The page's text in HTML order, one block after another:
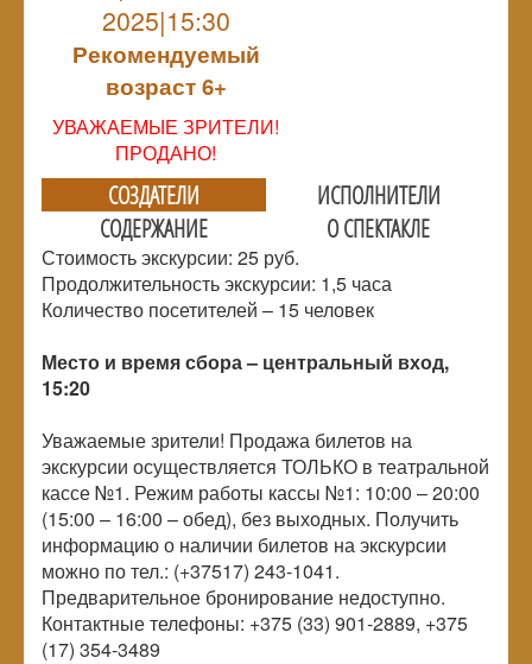
2025|15:30
Рекомендуемый
возраст 6+
УВАЖАЕМЫЕ ЗРИТЕЛИ!
ПРОДАНО!
СОЗДАТЕЛИ
ИСПОЛНИТЕЛИ
СОДЕРЖАНИЕ
О СПЕКТАКЛЕ
Стоимость экскурсии: 25 руб.
Продолжительность экскурсии: 1,5 часа
Количество посетителей – 15 человек
Место и время сбора – центральный вход,
15:20
Уважаемые зрители! Продажа билетов на
экскурсии осуществляется ТОЛЬКО в театральной
кассе №1. Режим работы кассы №1: 10:00 – 20:00
(15:00 – 16:00 – обед), без выходных. Получить
информацию о наличии билетов на экскурсии
можно по тел.: (+37517) 243-1041.
Предварительное бронирование недоступно.
Контактные телефоны: +375 (33) 901-2889, +375
(17) 354-3489